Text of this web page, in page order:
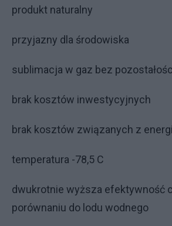
produkt naturalny
przyjazny dla środowiska
sublimacja w gaz bez
brak kosztów inwestycyjnych
brak kosztów związanych z
temperatura -78,5 C
dwukrotnie wyższa efektywność
porównaniu do lodu wodnego